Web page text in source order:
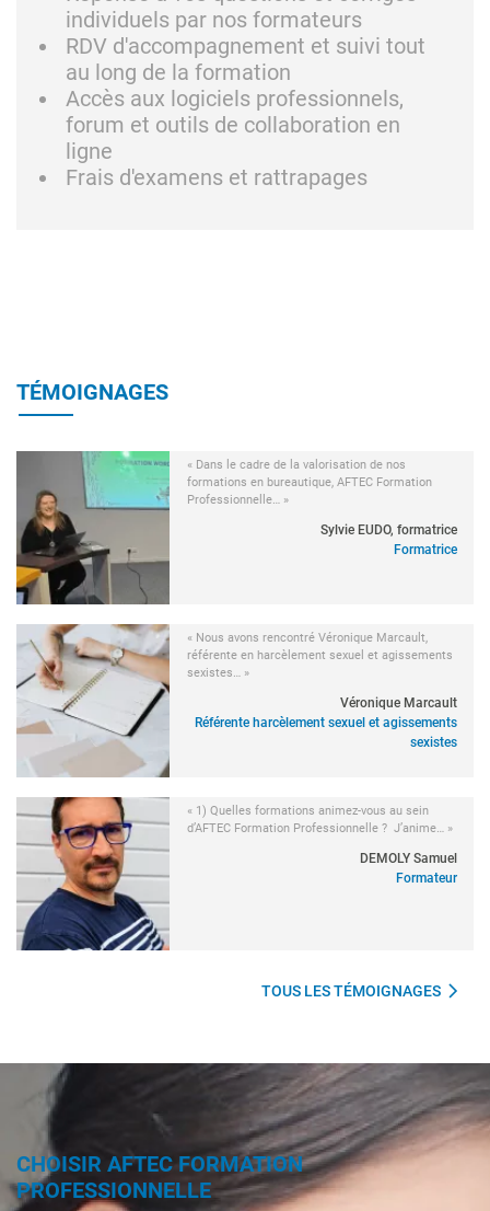
individuels par nos formateurs
RDV d'accompagnement et suivi tout
au long de la formation
Accès aux logiciels professionnels,
forum et outils de collaboration en
ligne
Frais d'examens et rattrapages
TÉMOIGNAGES
« Dans le cadre de la valorisation de nos
formations en bureautique, AFTEC Formation
Professionnelle… »
Sylvie EUDO, formatrice
Formatrice
« Nous avons rencontré Véronique Marcault,
référente en harcèlement sexuel et agissements
sexistes… »
Véronique Marcault
Référente harcèlement sexuel et agissements
sexistes
« 1) Quelles formations animez-vous au sein
d’AFTEC Formation Professionnelle ? J’anime… »
DEMOLY Samuel
Formateur
TOUS LES TÉMOIGNAGES
CHOISIR AFTEC FORMATION
PROFESSIONNELLE